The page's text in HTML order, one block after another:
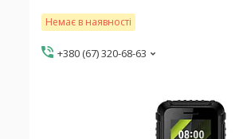
Немає в наявності
+380 (67) 320-68-63